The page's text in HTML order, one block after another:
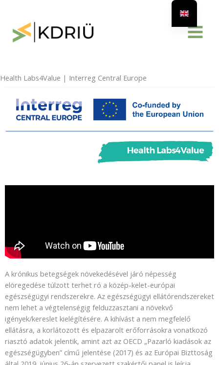
content
Health Labs4Value | Interreg Central Europe
A krónikus betegségek növekedésével járó népesség
elöregedése túlzott terhet ró a közép-kelet-európai
egészségügyi rendszerekre. Az egészségügyi ellátórendszereket
nem lehet a végtelenségig felduzzasztani a növekvő
igények/kereslet kielégítésére. A kihívást a nem megfelelő
ellátásra, a korlátozott és elpazarolt erőforrásokra vonatkozó
riasztó adatok jelentik, amint azt az OECD „Pazarló kiadások az
egészségügyben” című jelentése (2017) és az Európai Bizttoság